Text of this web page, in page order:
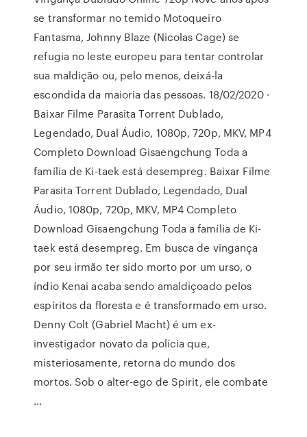
se transformar no temido Motoqueiro
Fantasma, Johnny Blaze (Nicolas Cage) se
refugia no leste europeu para tentar controlar
sua maldição ou, pelo menos, deixá-la
escondida da maioria das pessoas. 18/02/2020 ·
Baixar Filme Parasita Torrent Dublado,
Legendado, Dual Áudio, 1080p, 720p, MKV, MP4
Completo Download Gisaengchung Toda a
família de Ki-taek está desempreg. Baixar Filme
Parasita Torrent Dublado, Legendado, Dual
Áudio, 1080p, 720p, MKV, MP4 Completo
Download Gisaengchung Toda a família de Ki-
taek está desempreg. Em busca de vingança
por seu irmão ter sido morto por um urso, o
índio Kenai acaba sendo amaldiçoado pelos
espíritos da floresta e é transformado em urso.
Denny Colt (Gabriel Macht) é um ex-
investigador novato da polícia que,
misteriosamente, retorna do mundo dos
mortos. Sob o alter-ego de Spirit, ele combate
…